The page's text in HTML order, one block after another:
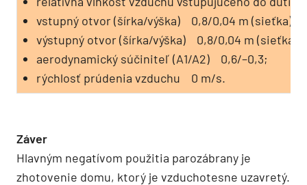
vstupný otvor (šírka/výška) 0,8/0,04 m (sieťka);
výstupný otvor (šírka/výška) 0,8/0,04 m (sieťka);
aerodynamický súčiniteľ (A1/A2) 0,6/–0,3;
rýchlosť prúdenia vzduchu 0 m/s.
Záver
Hlavným negatívom použitia parozábrany je
zhotovenie domu, ktorý je vzduchotesne uzavretý.